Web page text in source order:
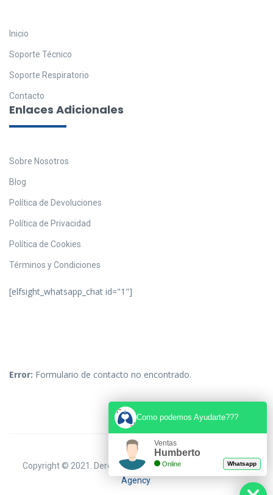
Inicio
Soporte Técnico
Soporte Respiratorio
Contacto
Enlaces Adicionales
Sobre Nosotros
Blog
Política de Devoluciones
Política de Privacidad
Política de Cookies
Términos y Condiciones
[elfsight_whatsapp_chat id="1"]
Error: Formulario de contacto no encontrado.
Copyright © 2021. Derechos Reservados. Diseñado porSolo
Agency.
Como podemos Ayudarte???
Ventas
Humberto
Online Whatsapp